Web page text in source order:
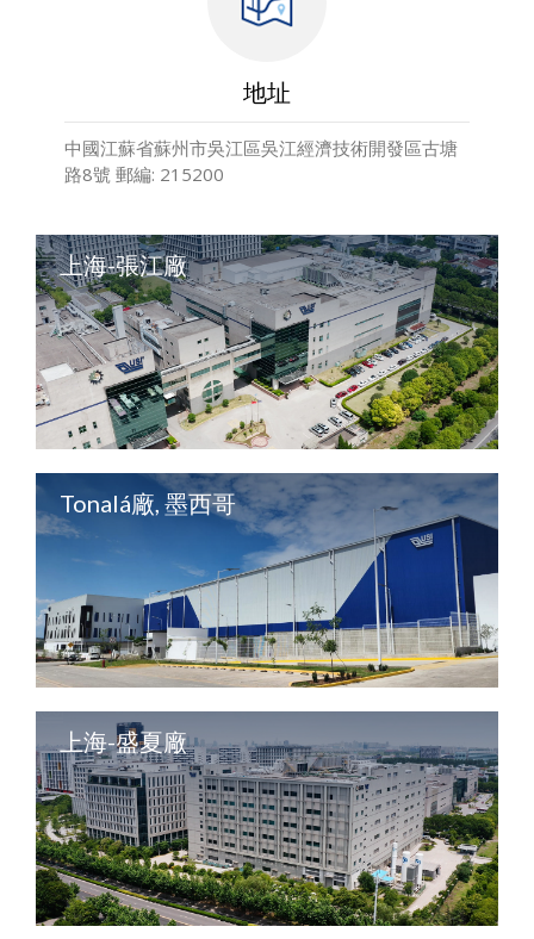
地址
中國江蘇省蘇州市吳江區吳江經濟技術開發區古塘
路8號 郵編: 215200
上海-張江廠
Tonalá廠, 墨西哥
上海-盛夏廠